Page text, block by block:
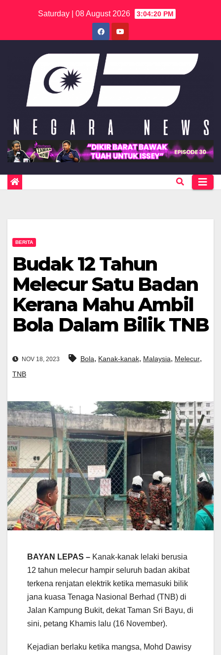
Saturday | 08 August 2026 3:04:20 PM
BERITA
Budak 12 Tahun
Melecur Satu Badan
Kerana Mahu Ambil
Bola Dalam Bilik TNB
NOV 18, 2023 Bola, Kanak-kanak, Malaysia, Melecur,
TNB
BAYAN LEPAS – Kanak-kanak lelaki berusia
12 tahun melecur hampir seluruh badan akibat
terkena renjatan elektrik ketika memasuki bilik
jana kuasa Tenaga Nasional Berhad (TNB) di
Jalan Kampung Bukit, dekat Taman Sri Bayu, di
sini, petang Khamis lalu (16 November).
Kejadian berlaku ketika mangsa, Mohd Dawisy